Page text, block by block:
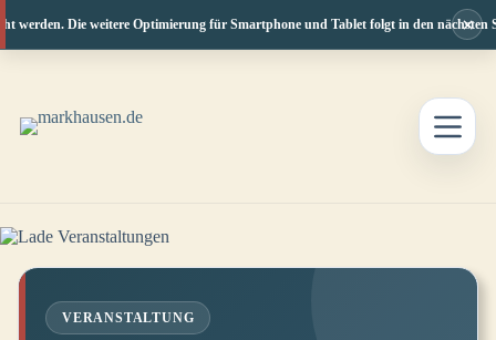
Die weitere Optimierung für Smartphone und Tablet folgt in den nächsten
×
VERANSTALTUNG